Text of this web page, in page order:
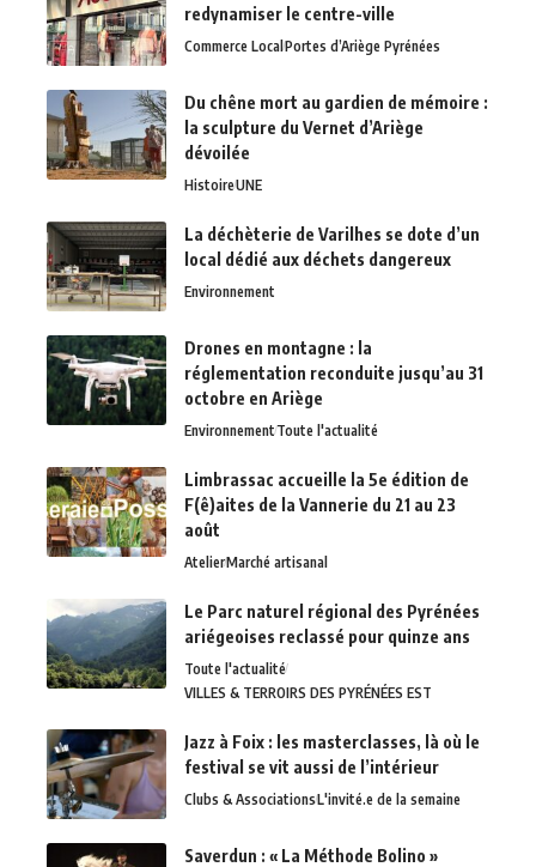
redynamiser le centre-ville
Commerce LocalPortes d’Ariège Pyrénées
Du chêne mort au gardien de mémoire :
la sculpture du Vernet d’Ariège
dévoilée
HistoireUNE
La déchèterie de Varilhes se dote d’un
local dédié aux déchets dangereux
Environnement
Drones en montagne : la
réglementation reconduite jusqu’au 31
octobre en Ariège
EnvironnementToute l'actualité
Limbrassac accueille la 5e édition de
F(ê)aites de la Vannerie du 21 au 23
août
AtelierMarché artisanal
Le Parc naturel régional des Pyrénées
ariégeoises reclassé pour quinze ans
Toute l'actualité
VILLES & TERROIRS DES PYRÉNÉES EST
Jazz à Foix : les masterclasses, là où le
festival se vit aussi de l’intérieur
Clubs & AssociationsL'invité.e de la semaine
Saverdun : « La Méthode Bolino »